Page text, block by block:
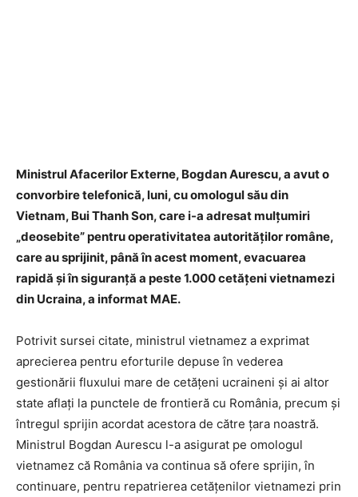
Ministrul Afacerilor Externe, Bogdan Aurescu, a avut o
convorbire telefonică, luni, cu omologul său din
Vietnam, Bui Thanh Son, care i-a adresat mulţumiri
„deosebite” pentru operativitatea autorităţilor române,
care au sprijinit, până în acest moment, evacuarea
rapidă şi în siguranţă a peste 1.000 cetăţeni vietnamezi
din Ucraina, a informat MAE.
Potrivit sursei citate, ministrul vietnamez a exprimat
aprecierea pentru eforturile depuse în vederea
gestionării fluxului mare de cetăţeni ucraineni şi ai altor
state aflaţi la punctele de frontieră cu România, precum şi
întregul sprijin acordat acestora de către ţara noastră.
Ministrul Bogdan Aurescu l-a asigurat pe omologul
vietnamez că România va continua să ofere sprijin, în
continuare, pentru repatrierea cetăţenilor vietnamezi prin